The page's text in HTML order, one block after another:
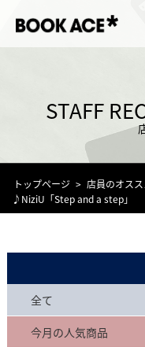
STAFF
トップページ 店員のオスス
♪NiziU「Step and a step」
全て
今月の人気商品